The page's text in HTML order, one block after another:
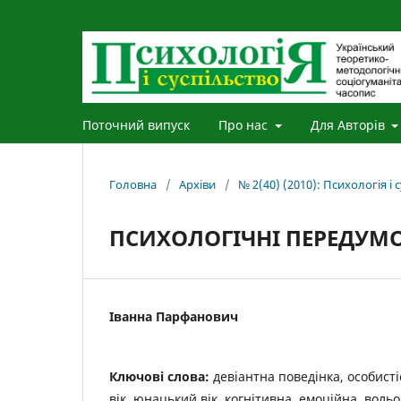
Поточний випуск Про нас Для Авторів
Головна / Архіви / № 2(40) (2010): Психологія і
ПСИХОЛОГІЧНІ
Іванна Парфанович
Ключові слова: девіантна поведінка,